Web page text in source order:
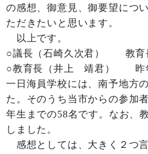
の感想、御意見、御要望につ
ただきたいと思います。
以上です。
○議長（石崎久次君） 教育
○教育長（井上 靖君） 昨年
一日海員学校には、南予地方
た。そのうち当市からの参加
年生までの58名です。なお、
しました。
感想としては、大きく２つ